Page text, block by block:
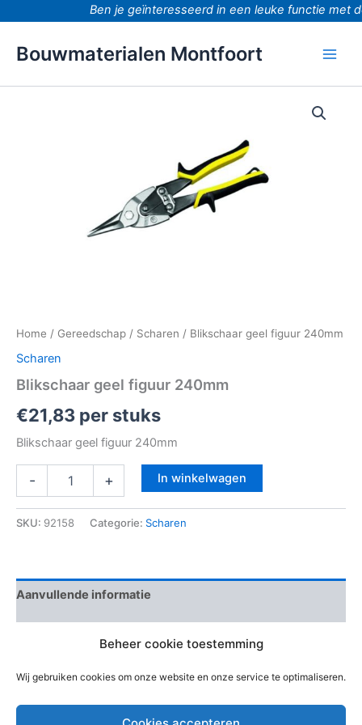
Beheer cookie toestemming
Wij gebruiken cookies om onze website en onze service te optimaliseren.
Ben je geïnteresseerd in een leuke functie met
Bouwmaterialen Montfoort
Home / Gereedschap / Scharen / Blikschaar geel figuur 240mm
Scharen
Blikschaar geel figuur 240mm
€21,83 per stuks
Blikschaar geel figuur 240mm
- + In winkelwagen
SKU: 92158 Categorie: Scharen
Aanvullende informatie
Beoordelingen (0)